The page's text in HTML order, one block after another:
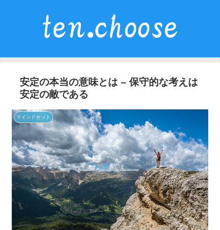
安定の本当の意味とは – 保守的な考えは
安定の敵である
マインドセット